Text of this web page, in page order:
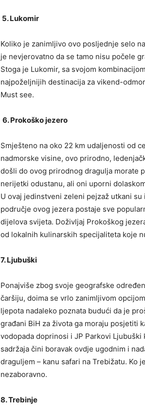
5. Lukomir
Koliko je zanimljivo ovo posljednje selo
je nevjerovatno da se tamo nisu počele
Stoga je Lukomir, sa svojom
najpoželjnijih destinacija za vikend-
Must see.
6. Prokoško jezero
Smješteno na oko 22 km udaljenosti od
nadmorske visine, ovo prirodno,
došli do ovog prirodnog dragulja morate
nerijetki odustanu, ali oni uporni
U ovaj jedinstveni zeleni pejzaž utkani
područje ovog jezera postaje sve
dijelova svijeta. Doživljaj Prokoškog
od lokalnih kulinarskih specijaliteta koje
7. Ljubuški
Ponajviše zbog svoje geografske
čaršiju, doima se vrlo zanimljivom
ljepota nadaleko poznata budući da je
građani BiH za života ga moraju posjetiti
vodopada doprinosi i JP Parkovi
sadržaja čini boravak ovdje ugodnim i
draguljem – kanu safari na Trebižatu. Ko
nezaboravno.
8. Trebinje